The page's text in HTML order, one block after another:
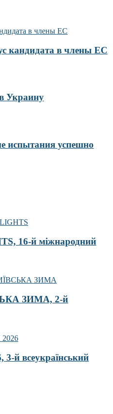
кандидата в члены ЕС
Украину
испытания успешно
16-й міжнародний
ЗИМА, 2-й
й всеукраїнський